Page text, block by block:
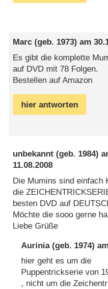
Marc (geb. 1973) am
Es gibt die komplette
auf DVD mit 78 Folgen.
Bestellen auf Amazon
hier antworten
unbekannt (geb. 1984)
11.08.2008
Die Mumins sind einfach
die
besten DVD auf
Möchte die sooo gerne
Liebe Grüße
Aurinia(geb. 1974) am
hier geht es um die
Puppentrickserie von
, nicht um die